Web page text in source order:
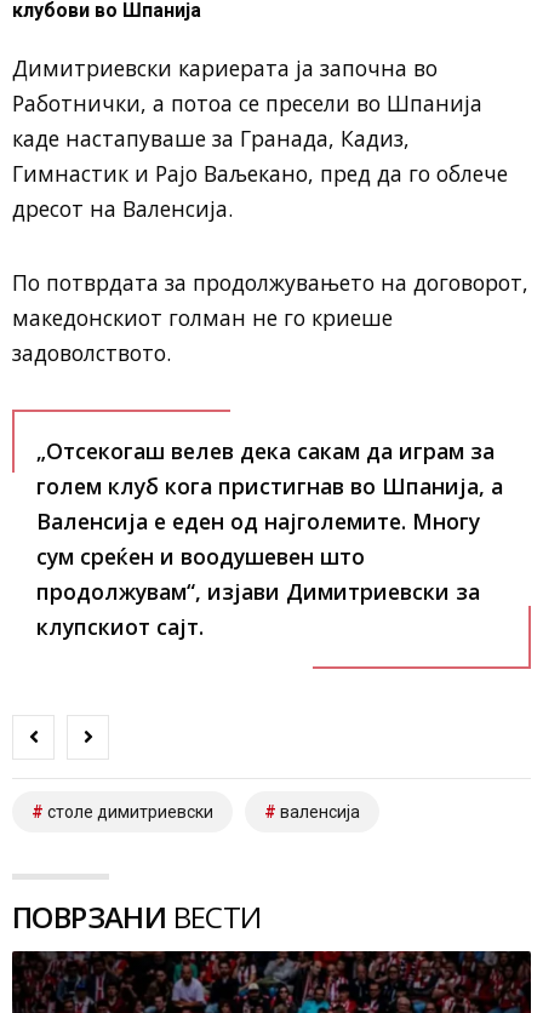
клубови во Шпанија
Димитриевски кариерата ја започна во
Работнички, а потоа се пресели во Шпанија
каде настапуваше за Гранада, Кадиз,
Гимнастик и Рајо Ваљекано, пред да го облече
дресот на Валенсија.
По потврдата за продолжувањето на договорот,
македонскиот голман не го криеше
задоволството.
„Отсекогаш велев дека сакам да играм за
голем клуб кога пристигнав во Шпанија, а
Валенсија е еден од најголемите. Многу
сум среќен и воодушевен што
продолжувам“, изјави Димитриевски за
клупскиот сајт.
столе димитриевски валенсија
ПОВРЗАНИ ВЕСТИ